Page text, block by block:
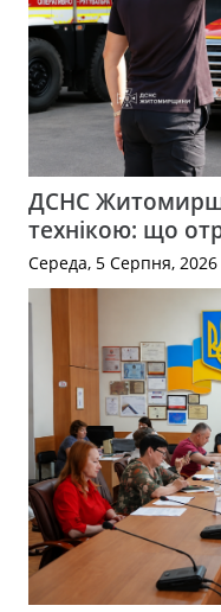
ДСНС
технікою: що
Середа, 5 Серпня, 2026